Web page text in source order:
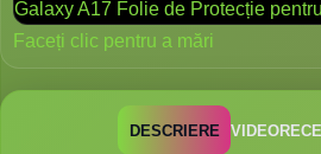
Faceți clic pentru a mări
DESCRIERE VIDEO